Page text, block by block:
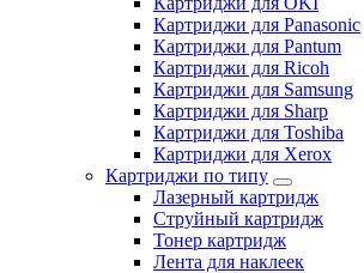
Картриджи для Panasonic
Картриджи для Pantum
Картриджи для Ricoh
Картриджи для Samsung
Картриджи для Sharp
Картриджи для Toshiba
Картриджи для Xerox
Картриджи по типу
Лазерный картридж
Струйный картридж
Тонер картридж
Лента для наклеек